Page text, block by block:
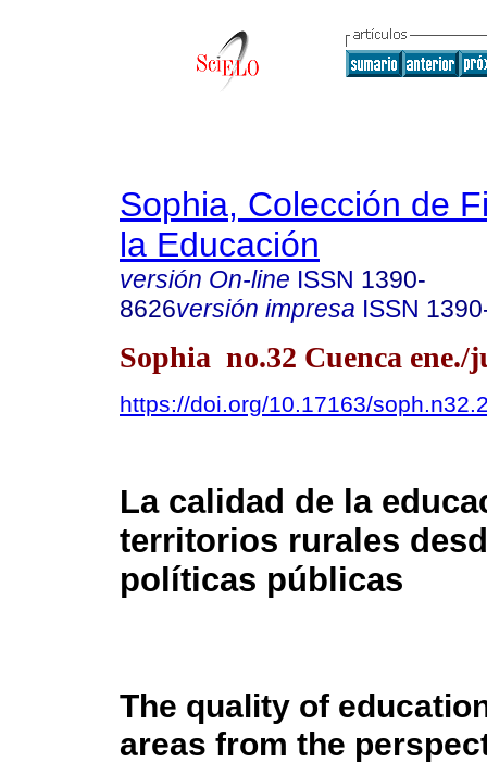
Sophia, Colección de
la Educación
versión On-line ISSN 1390-
8626versión impresa ISSN
Sophia no.32 Cuenca ene./
https://doi.org/10.17163/
La calidad de la
territorios rurales
políticas públicas
The quality of
areas from the